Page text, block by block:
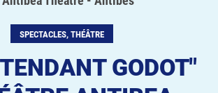
SPECTACLES, THÉÂTRE
GODOT"